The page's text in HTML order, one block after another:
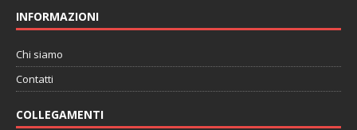
INFORMAZIONI
Chi siamo
Contatti
COLLEGAMENTI